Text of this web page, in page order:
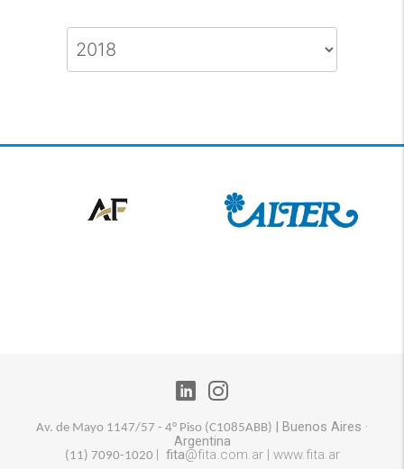
Av. de Mayo 1147/57 - 4° Piso (C1085ABB) | Buenos Aires ·
Argentina
(11) 7090-1020 | fita@fita.com.ar | www.fita.ar